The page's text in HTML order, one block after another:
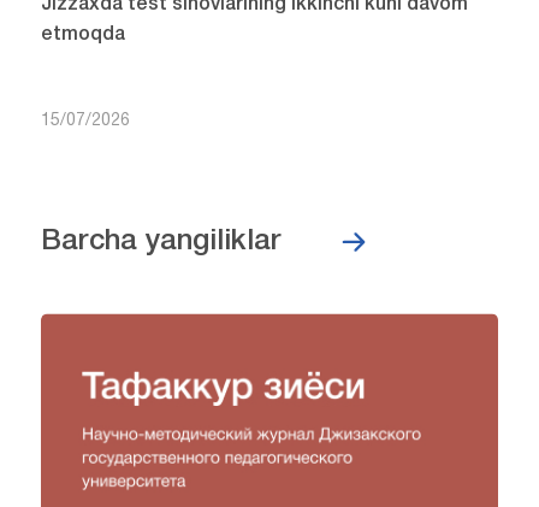
Jizzaxda test sinovlarining ikkinchi kuni davom
etmoqda
15/07/2026
Barcha yangiliklar